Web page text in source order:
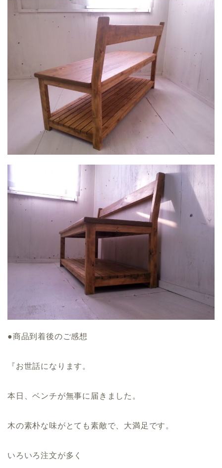
●商品到着後のご感想
『お世話になります。
本日、ベンチが無事に届きました。
木の素朴な味がとても素敵で、大満足です。
いろいろ注文が多く